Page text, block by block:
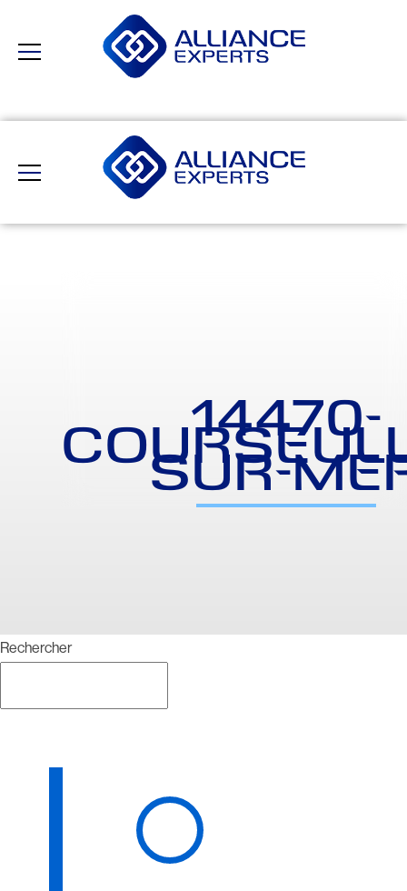
14470-
SUR-
Rechercher